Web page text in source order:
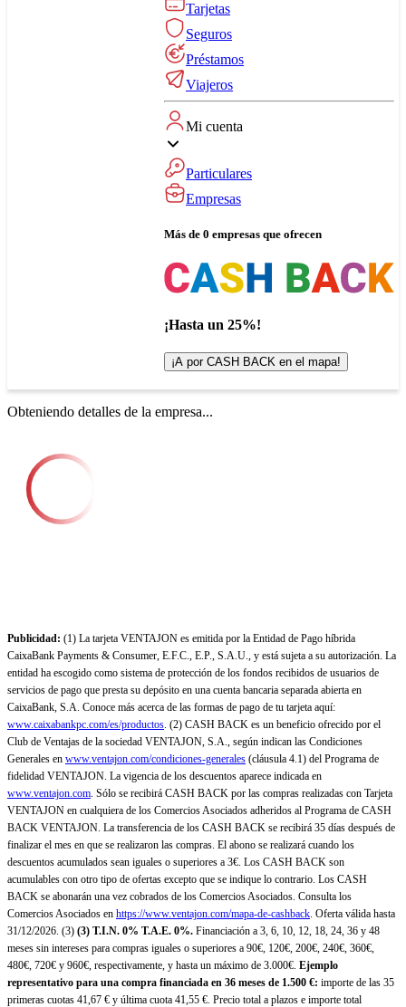
Tarjetas
Seguros
Préstamos
Viajeros
Mi cuenta
Particulares
Empresas
Más de 0 empresas que ofrecen
¡Hasta un 25%!
¡A por CASH BACK en el mapa!
Obteniendo detalles de la empresa...
Publicidad: (1) La tarjeta VENTAJON es emitida por la Entidad de Pago híbrida
CaixaBank Payments & Consumer, E.F.C., E.P., S.A.U., y está sujeta a su autorización. La
entidad ha escogido como sistema de protección de los fondos recibidos de usuarios de
servicios de pago que presta su depósito en una cuenta bancaria separada abierta en
CaixaBank, S.A. Conoce más acerca de las formas de pago de tu tarjeta aquí:
www.caixabankpc.com/es/productos. (2) CASH BACK es un beneficio ofrecido por el
Club de Ventajas de la sociedad VENTAJON, S.A., según indican las Condiciones
Generales en www.ventajon.com/condiciones-generales (cláusula 4.1) del Programa de
fidelidad VENTAJON. La vigencia de los descuentos aparece indicada en
www.ventajon.com. Sólo se recibirá CASH BACK por las compras realizadas con Tarjeta
VENTAJON en cualquiera de los Comercios Asociados adheridos al Programa de CASH
BACK VENTAJON. La transferencia de los CASH BACK se recibirá 35 días después de
finalizar el mes en que se realizaron las compras. El abono se realizará cuando los
descuentos acumulados sean iguales o superiores a 3€. Los CASH BACK son
acumulables con otro tipo de ofertas excepto que se indique lo contrario. Los CASH
BACK se abonarán una vez cobrados de los Comercios Asociados. Consulta los
Comercios Asociados en https://www.ventajon.com/mapa-de-cashback. Oferta válida hasta
31/12/2026. (3) (3) T.I.N. 0% T.A.E. 0%. Financiación a 3, 6, 10, 12, 18, 24, 36 y 48
meses sin intereses para compras iguales o superiores a 90€, 120€, 200€, 240€, 360€,
480€, 720€ y 960€, respectivamente, y hasta un máximo de 3.000€. Ejemplo
representativo para una compra financiada en 36 meses de 1.500 €: importe de las 35
primeras cuotas 41,67 € y última cuota 41,55 €. Precio total a plazos e importe total